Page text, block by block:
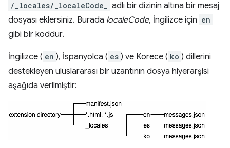
/_locales/_localeCode_
adlı bir dizinin altına bir mesaj
dosyası eklersiniz. Burada localeCode, İngilizce için en
gibi bir koddur.
İngilizce ( en ), İspanyolca ( es ) ve Korece ( ko ) dillerini
destekleyen uluslararası bir uzantının dosya hiyerarşisi
aşağıda verilmiştir: